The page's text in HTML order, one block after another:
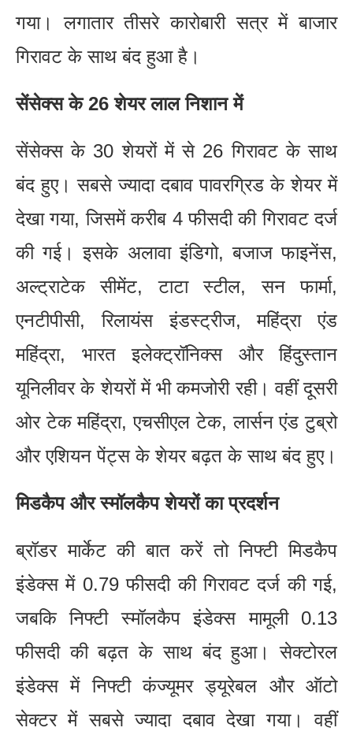
गया। लगातार तीसरे कारोबारी सत्र में बाजार
गिरावट के साथ बंद हुआ है।
सेंसेक्स के 26 शेयर लाल निशान में
सेंसेक्स के 30 शेयरों में से 26 गिरावट के साथ
बंद हुए। सबसे ज्यादा दबाव पावरग्रिड के शेयर में
देखा गया, जिसमें करीब 4 फीसदी की गिरावट दर्ज
की गई। इसके अलावा इंडिगो, बजाज फाइनेंस,
अल्ट्राटेक सीमेंट, टाटा स्टील, सन फार्मा,
एनटीपीसी, रिलायंस इंडस्ट्रीज, महिंद्रा एंड
महिंद्रा, भारत इलेक्ट्रॉनिक्स और हिंदुस्तान
यूनिलीवर के शेयरों में भी कमजोरी रही। वहीं दूसरी
ओर टेक महिंद्रा, एचसीएल टेक, लार्सन एंड टुब्रो
और एशियन पेंट्स के शेयर बढ़त के साथ बंद हुए।
मिडकैप और स्मॉलकैप शेयरों का प्रदर्शन
ब्रॉडर मार्केट की बात करें तो निफ्टी मिडकैप
इंडेक्स में 0.79 फीसदी की गिरावट दर्ज की गई,
जबकि निफ्टी स्मॉलकैप इंडेक्स मामूली 0.13
फीसदी की बढ़त के साथ बंद हुआ। सेक्टोरल
इंडेक्स में निफ्टी कंज्यूमर ड्यूरेबल और ऑटो
सेक्टर में सबसे ज्यादा दबाव देखा गया। वहीं